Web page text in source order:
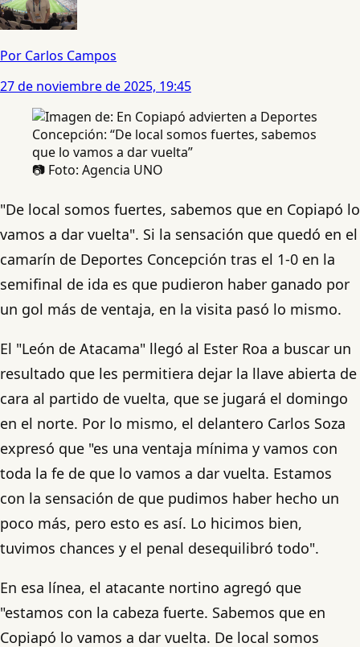
Por Carlos Campos
27 de noviembre de 2025, 19:45
📷 Foto: Agencia UNO
"De local somos fuertes, sabemos que en Copiapó lo
vamos a dar vuelta". Si la sensación que quedó en el
camarín de Deportes Concepción tras el 1-0 en la
semifinal de ida es que pudieron haber ganado por
un gol más de ventaja, en la visita pasó lo mismo.
El "León de Atacama" llegó al Ester Roa a buscar un
resultado que les permitiera dejar la llave abierta de
cara al partido de vuelta, que se jugará el domingo
en el norte. Por lo mismo, el delantero Carlos Soza
expresó que "es una ventaja mínima y vamos con
toda la fe de que lo vamos a dar vuelta. Estamos
con la sensación de que pudimos haber hecho un
poco más, pero esto es así. Lo hicimos bien,
tuvimos chances y el penal desequilibró todo".
En esa línea, el atacante nortino agregó que
"estamos con la cabeza fuerte. Sabemos que en
Copiapó lo vamos a dar vuelta. De local somos